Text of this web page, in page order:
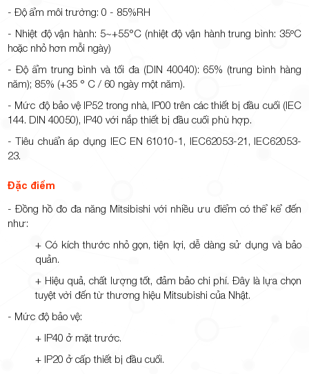
- Độ ẩm môi trường: 0 - 85%RH
- Nhiệt độ vận hành: 5~+55°C (nhiệt độ vận hành trung bình: 35ºC
hoặc nhỏ hơn mỗi ngày)
- Độ ẩm trung bình và tối đa (DIN 40040): 65% (trung bình hàng
năm); 85% (+35 ° C / 60 ngày một năm).
- Mức độ bảo vệ IP52 trong nhà, IP00 trên các thiết bị đầu cuối (IEC
144. DIN 40050), IP40 với nắp thiết bị đầu cuối phù hợp.
- Tiêu chuẩn áp dụng IEC EN 61010-1, IEC62053-21, IEC62053-
23.
Đặc điểm
- Đồng hồ đo đa năng Mitsibishi với nhiều ưu điểm có thể kể đến
như:
+ Có kích thước nhỏ gọn, tiện lợi, dễ dàng sử dụng và bảo
quản.
+ Hiệu quả, chất lượng tốt, đảm bảo chi phí. Đây là lựa chọn
tuyệt vời đến từ thương hiệu Mitsubishi của Nhật.
- Mức độ bảo vệ:
+ IP40 ở mặt trước.
+ IP20 ở cấp thiết bị đầu cuối.